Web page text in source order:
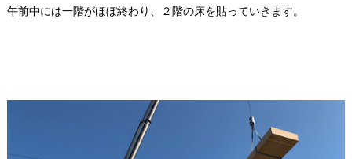
午前中には一階がほぼ終わり、２階の床を貼っていきます。